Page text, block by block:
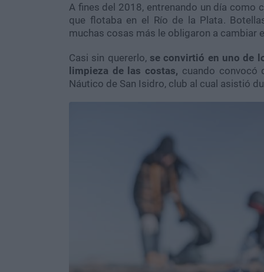
A fines del 2018, entrenando un día como
que flotaba en el Río de la Plata.
muchas cosas más le obligaron a cambiar
Casi sin quererlo, se convirtió en uno de
limpieza de las costas, cuando convocó
Náutico de San Isidro, club al cual asistió